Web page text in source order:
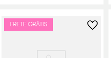
FRETE GRÁTIS